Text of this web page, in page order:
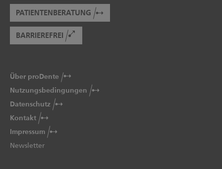
PATIENTENBERATUNG
BARRIEREFREI
Über proDente
Nutzungsbedingungen
Datenschutz
Kontakt
Impressum
Newsletter